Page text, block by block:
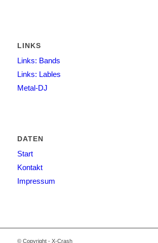
LINKS
Links: Bands
Links: Lables
Metal-DJ
DATEN
Start
Kontakt
Impressum
© Copyright - X-Crash